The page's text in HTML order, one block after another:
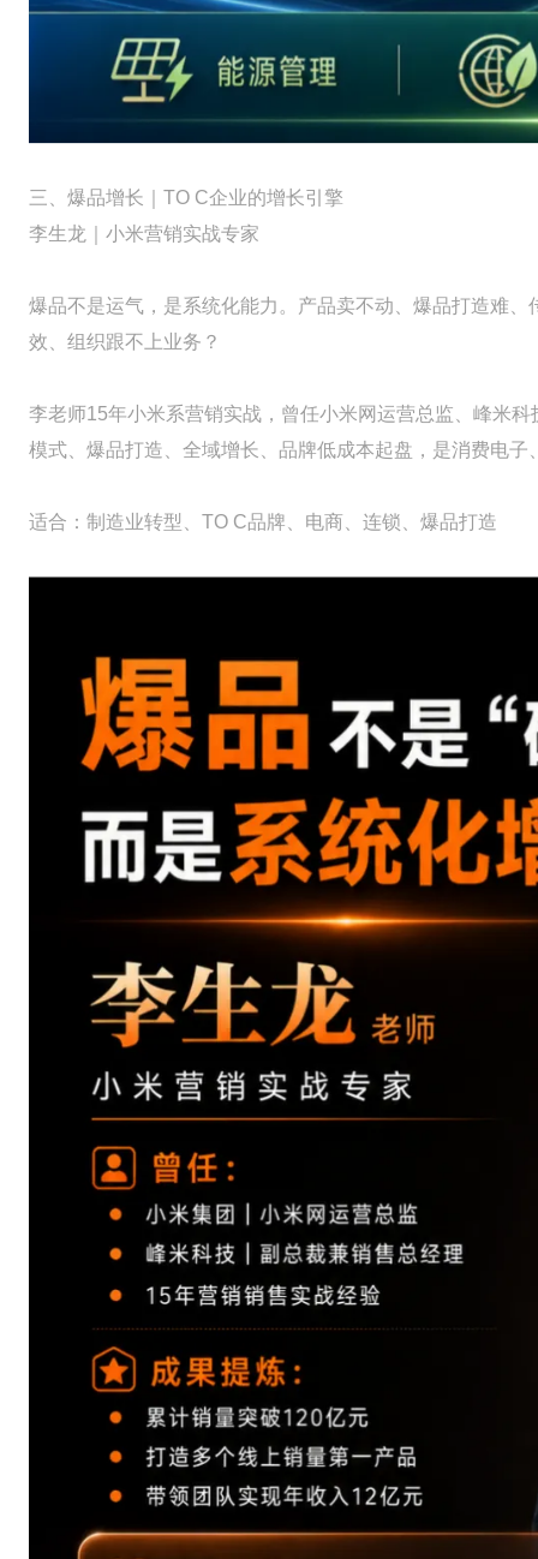
三、爆品增长｜TO C企业的增长引擎
李生龙｜小米营销实战专家
爆品不是运气，是系统化能力。产品卖不动、爆品打造难
效、组织跟不上业务？
李老师15年小米系营销实战，曾任小米网运营总监、峰米
模式、爆品打造、全域增长、品牌低成本起盘，是消费电
适合：制造业转型、TO C品牌、电商、连锁、爆品打造